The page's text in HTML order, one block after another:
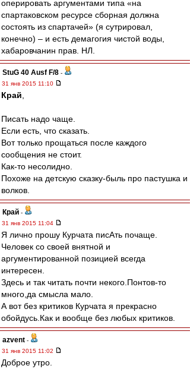
оперировать аргументами типа «на
спартаковском ресурсе сборная должна
состоять из спартачей» (я сутрировал,
конечно) – и есть демагогия чистой воды,
хабаровчанин прав. НЛ.
StuG 40 Ausf F/8 -
31 янв 2015 11:10
Край
Писать надо чаще.
Если есть, что сказать.
Вот только прощаться после каждого
сообщения не стоит.
Как-то несолидно.
Похоже на детскую сказку-быль про пастушка и
волков.
Край -
31 янв 2015 11:04
Я лично прошу Курчата писАть почаще.
Человек со своей внятной и
аргументированной позицией всегда
интересен.
Здесь и так читать почти некого.Понтов-то
много,да смысла мало.
А вот без критиков Курчата я прекрасно
обойдусь.Как и вообще без любых критиков.
azvent -
31 янв 2015 11:02
Доброе утро.